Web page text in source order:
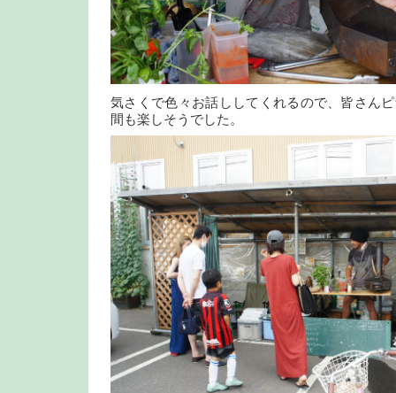
気さくで色々お話ししてくれるので、皆さん
間も楽しそうでした。